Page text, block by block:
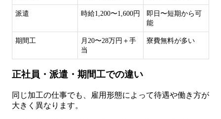
派遣 時給1,200〜1,600円
即日〜短期から可
能
期間工
月20〜28万円＋手
当
寮費無料が多い
正社員・派遣・期間工での違い
同じ加工の仕事でも、雇用形態によって待遇や働き方が
大きく異なります。